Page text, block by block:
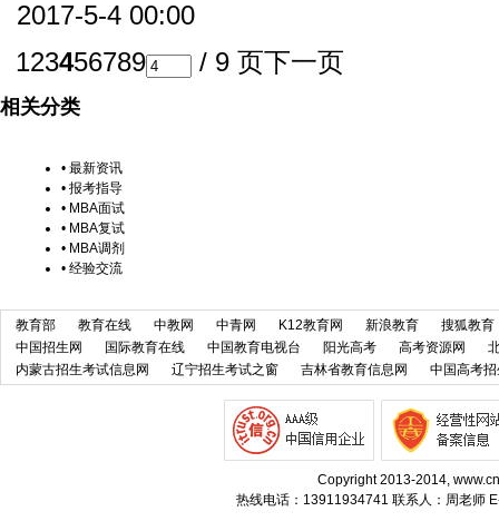
2017-5-4 00:00
123456789 / 9 页下一页
相关分类
• 最新资讯
• 报考指导
• MBA面试
• MBA复试
• MBA调剂
• 经验交流
教育部 教育在线 中教网 中青网 K12教育网 新浪教育
搜狐教育
中国招生网
国际教育在线 中国教育电视台 阳光高考 高考资源网
内蒙古招生考试信息网
辽宁招生考试之窗 吉林省教育信息网 中国高考
Copyright 2013-2014,
热线电话：13911934741 联系人：周老师